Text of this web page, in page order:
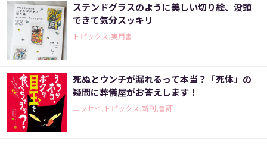
ステンドグラスのように美しい切り絵、没頭
できて気分スッキリ
トピックス,実用書
死ぬとウンチが漏れるって本当？「死体」の
疑問に葬儀屋がお答えします！
エッセイ,トピックス,新刊,書評